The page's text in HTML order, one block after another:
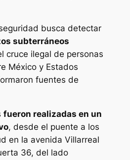
busca detectar
subterráneos
cruce ilegal de personas
México y Estados
fuentes de
fueron realizadas en un
, desde el puente a los
en la avenida Villarreal
36, del lado